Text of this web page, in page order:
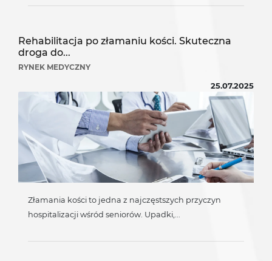
Rehabilitacja po złamaniu kości. Skuteczna
droga do...
RYNEK MEDYCZNY
25.07.2025
Złamania kości to jedna z najczęstszych przyczyn
hospitalizacji wśród seniorów. Upadki,...